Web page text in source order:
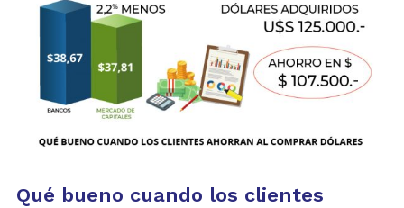
Qué bueno cuando los clientes